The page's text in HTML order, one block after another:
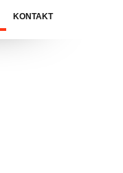
KONTAKT